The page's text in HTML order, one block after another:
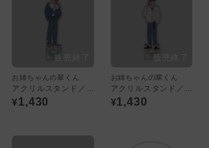
お姉ちゃんの翠くん
¥1,430
お姉ちゃんの翠くん
¥1,430